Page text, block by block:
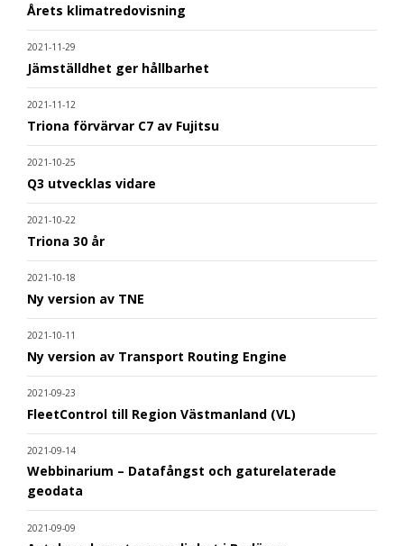
Årets klimatredovisning
2021-11-29
Jämställdhet ger hållbarhet
2021-11-12
Triona förvärvar C7 av Fujitsu
2021-10-25
Q3 utvecklas vidare
2021-10-22
Triona 30 år
2021-10-18
Ny version av TNE
2021-10-11
Ny version av Transport Routing Engine
2021-09-23
FleetControl till Region Västmanland (VL)
2021-09-14
Webbinarium – Datafångst och gaturelaterade
geodata
2021-09-09